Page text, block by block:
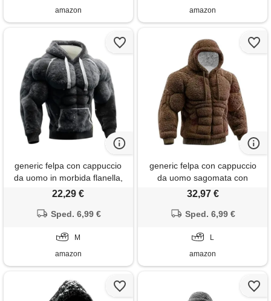
street style felpa
amazon
amazon
generic felpa con cappuccio
da uomo in morbida flanella,
vestibilità rilassata con
cappuccio, comodo
indumenti da notte, grigio, m
22,29 €
Sped. 6,99 €
M
amazon
generic felpa con cappuccio
da uomo sagomata con
muscolo 3d, foderata in
casual e all'aperto, caff, l
32,97 €
Sped. 6,99 €
L
amazon